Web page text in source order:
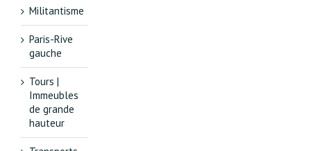
Militantisme
Paris-Rive
gauche
Tours |
Immeubles
de grande
hauteur